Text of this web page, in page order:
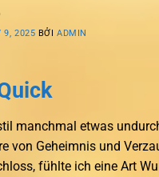
9, 2025 BỞIADMIN
manchmal etwas
von Geheimnis und
fühlte ich eine Art